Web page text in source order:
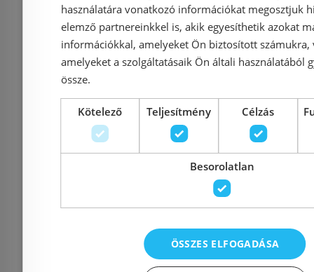
Azonosító: 143811
Cikkszám: 71204000
42 405 Ft 28 450 Ft
Kosárba
36 481 Ft
-31%
Rendelésre Rendelésre
használatára vonatkozó információkat megosztjuk
elemző partnereinkkel is, akik egyesíthetik azokat
információkkal, amelyeket Ön biztosított számukra,
amelyeket a szolgáltatásaik Ön általi használatából
össze.
Kötelező Teljesítmény Célzás
Besorolatlan
ÖSSZES ELFOGADÁSA